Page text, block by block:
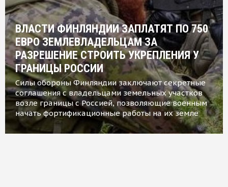
ВЛАСТИ ФИНЛЯНДИИ ЗАПЛАТЯТ ПО 750
ЕВРО ЗЕМЛЕВЛАДЕЛЬЦАМ ЗА
РАЗРЕШЕНИЕ СТРОИТЬ УКРЕПЛЕНИЯ У
ГРАНИЦЫ РОССИИ
Силы обороны Финляндии заключают секретные
соглашения с владельцами земельных участков
возле границы с Россией, позволяющие военным
начать фортификационные работы на их земле